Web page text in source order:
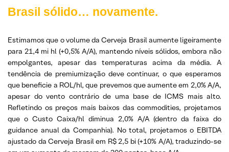
Brasil sólido… novamente.
Estimamos que o volume da Cerveja Brasil aumente ligeiramente
para 21,4 mi hl (+0,5% A/A), mantendo níveis sólidos, embora não
empolgantes, apesar das temperaturas acima da média. A
tendência de premiumização deve continuar, o que esperamos
que beneficie a ROL/hl, que prevemos que aumente em 2,0% A/A,
apesar do vento contrário de uma base de ICMS mais alto.
Refletindo os preços mais baixos das commodities, projetamos
que o Custo Caixa/hl diminua 2,0% A/A (dentro da faixa do
guidance anual da Companhia). No total, projetamos o EBITDA
ajustado da Cerveja Brasil em R$ 2,5 bi (+10% A/A), traduzindo-se